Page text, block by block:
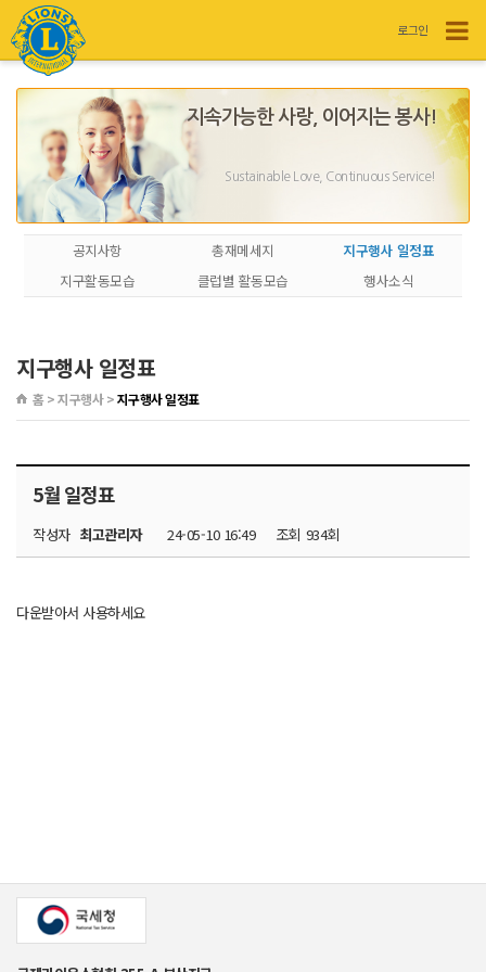
로그인
지속가능한 사랑, 이어지는 봉사!
Sustainable Love, Continuous Service!
공지사항 총재메세지
지구행사 일정표
지구활동모습
클럽별 활동모습 행사소식
지구행사 일정표
홈 > 지구행사 >지구행사 일정표
5월 일정표
작성자 최고관리자 24-05-10 16:49 조회 934회
다운받아서 사용하세요